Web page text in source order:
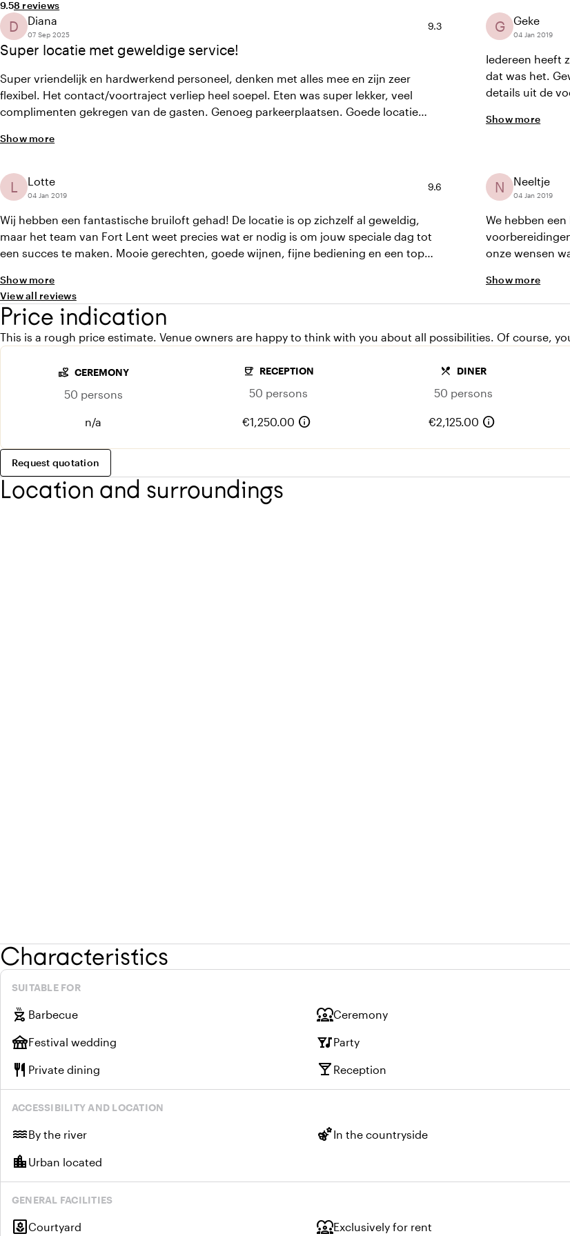
Average rating of 9.5 out of 10
9.5Review amount: 8
8 reviews
Super locatie met geweldige service!
D Diana
07 Sep 2025
Average rating of 9.3 out of 10
9.3
Super vriendelijk en hardwerkend personeel, denken met alles mee en zijn zeer
flexibel. Het contact/voortraject verliep heel soepel. Eten was super lekker, veel
complimenten gekregen van de gasten. Genoeg parkeerplaatsen. Goede locatie
Show more
G Geke
04 Jan 2019
Iedereen heeft
dat was het.
details uit de
service van een
Show more
L Lotte
04 Jan 2019
Average rating of 9.6 out of 10
9.6
Wij hebben een fantastische bruiloft gehad! De locatie is op zichzelf al geweldig,
maar het team van Fort Lent weet precies wat er nodig is om jouw speciale dag tot
een succes te maken. Mooie gerechten, goede wijnen, fijne bediening en een top
mensen van Fort Lent: wij raadden jullie aan iedereen aan!"
Show more
N Neeltje
04 Jan 2019
We hebben
onze wensen
uitstekend
trouwdag
Show more
View all reviews
Price indication
This is a rough price estimate. Venue owners are happy to think with you about all possibilities. Of course,
volunteer_activism CEREMONY
50 persons
n/a
coffee RECEPTION
50 persons
€1,250.00 info
local_dining DINER
50 persons
€2,125.00 info
Request quotation
Location and surroundings
Characteristics
SUITABLE FOR
outdoor_grill Barbecue diversity_1Ceremony
festivalFestival wedding nightlifeParty
restaurant Private dining local_bar Reception
ACCESSIBILITY AND LOCATION
waterBy the river emoji_natureIn the countryside
location_city Urban located
GENERAL FACILITIES
yardCourtyard diversity_1Exclusively for rent